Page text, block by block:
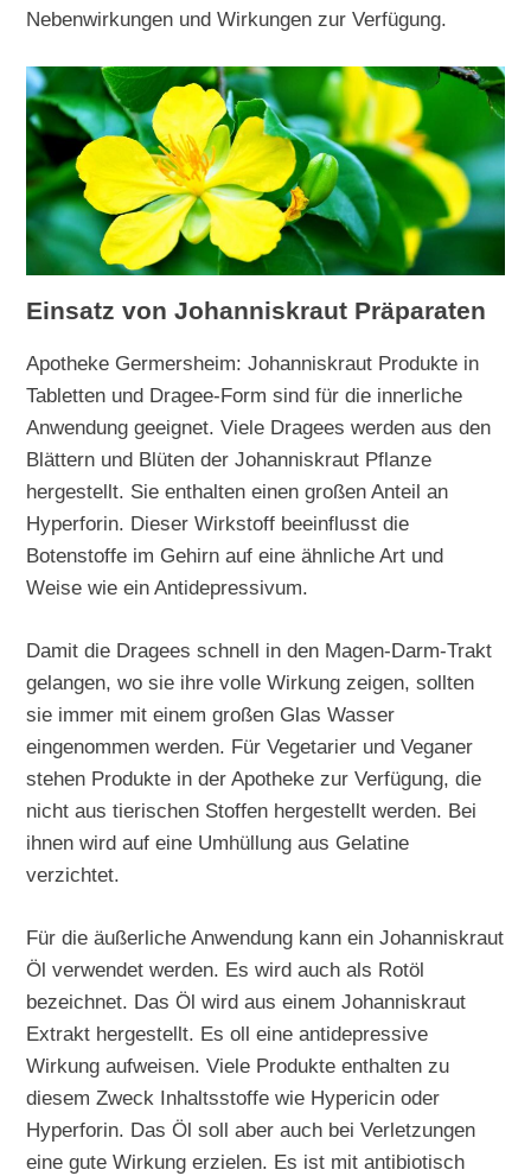
Nebenwirkungen und Wirkungen zur Verfügung.
Einsatz von Johanniskraut Präparaten
Apotheke Germersheim: Johanniskraut Produkte in
Tabletten und Dragee-Form sind für die innerliche
Anwendung geeignet. Viele Dragees werden aus den
Blättern und Blüten der Johanniskraut Pflanze
hergestellt. Sie enthalten einen großen Anteil an
Hyperforin. Dieser Wirkstoff beeinflusst die
Botenstoffe im Gehirn auf eine ähnliche Art und
Weise wie ein Antidepressivum.
Damit die Dragees schnell in den Magen-Darm-Trakt
gelangen, wo sie ihre volle Wirkung zeigen, sollten
sie immer mit einem großen Glas Wasser
eingenommen werden. Für Vegetarier und Veganer
stehen Produkte in der Apotheke zur Verfügung, die
nicht aus tierischen Stoffen hergestellt werden. Bei
ihnen wird auf eine Umhüllung aus Gelatine
verzichtet.
Für die äußerliche Anwendung kann ein Johanniskraut
Öl verwendet werden. Es wird auch als Rotöl
bezeichnet. Das Öl wird aus einem Johanniskraut
Extrakt hergestellt. Es oll eine antidepressive
Wirkung aufweisen. Viele Produkte enthalten zu
diesem Zweck Inhaltsstoffe wie Hypericin oder
Hyperforin. Das Öl soll aber auch bei Verletzungen
eine gute Wirkung erzielen. Es ist mit antibiotisch